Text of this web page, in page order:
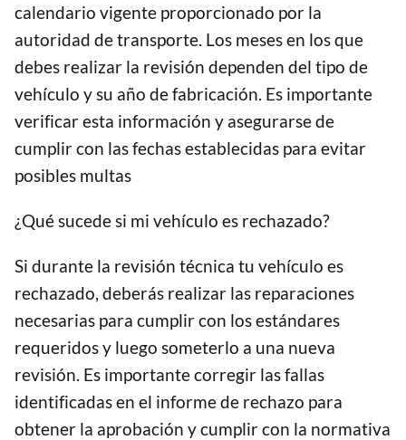
calendario vigente proporcionado por la
autoridad de transporte. Los meses en los que
debes realizar la revisión dependen del tipo de
vehículo y su año de fabricación. Es importante
verificar esta información y asegurarse de
cumplir con las fechas establecidas para evitar
posibles multas
¿Qué sucede si mi vehículo es rechazado?
Si durante la revisión técnica tu vehículo es
rechazado, deberás realizar las reparaciones
necesarias para cumplir con los estándares
requeridos y luego someterlo a una nueva
revisión. Es importante corregir las fallas
identificadas en el informe de rechazo para
obtener la aprobación y cumplir con la normativa